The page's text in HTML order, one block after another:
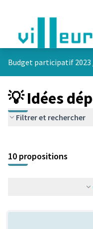
Budget participatif 2023
💡 Idées
Filtrer et rechercher
+
−
10 propositions